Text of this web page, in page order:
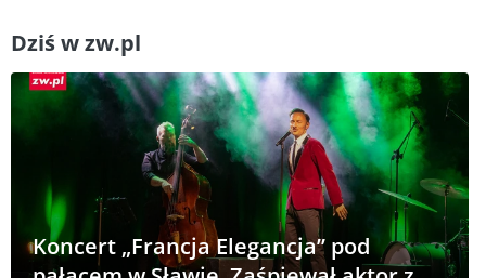
Dziś w zw.pl
Koncert „Francja Elegancja” pod